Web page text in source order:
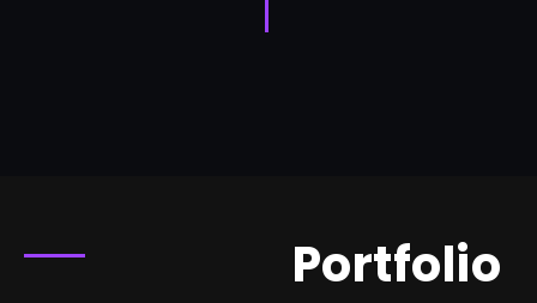
Portfolio